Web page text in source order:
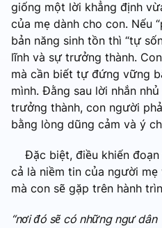
giống một lời khẳng định
của mẹ dành cho con. Nếu
bản năng sinh tồn thì “tự
lĩnh và sự trưởng thành.
mà cần biết tự đứng vững
mình. Đằng sau lời nhắn
trưởng thành, con người
bằng lòng dũng cảm và ý
Đặc biệt, điều khiến đoạn
cả là niềm tin của người
mà con sẽ gặp trên hành
“nơi đó sẽ có những ngư dân